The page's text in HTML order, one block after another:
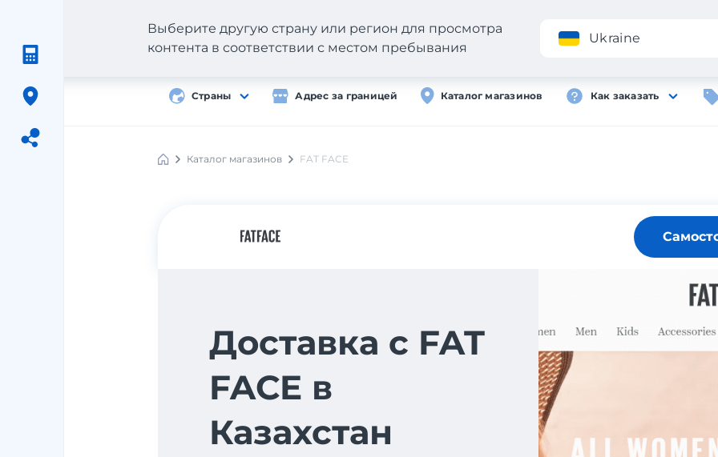
Страны Адрес за границей Каталог магазинов Как заказать
Выберите другую страну или регион для просмотра
контента в соответствии с местом пребывания
Ukraine
Meest
Каталог магазинов FAT FACE
Доставка с FAT
FACE в
Казахстан